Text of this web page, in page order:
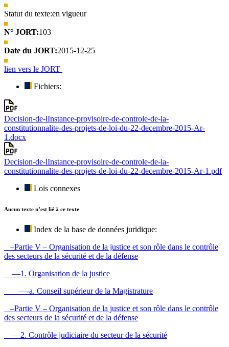
Statut du texte:en vigueur
N° JORT:103
Date du JORT:2015-12-25
lien vers le JORT
Fichiers:
Decision-de-lInstance-provisoire-de-controle-de-la-
constitutionnalite-des-projets-de-loi-du-22-decembre-2015-Ar-
1.docx
Decision-de-lInstance-provisoire-de-controle-de-la-
constitutionnalite-des-projets-de-loi-du-22-decembre-2015-Ar-1.pdf
Lois connexes
Aucun texte n’est lié à ce texte
Index de la base de données juridique:
–Partie V – Organisation de la justice et son rôle dans le contrôle
des secteurs de la sécurité et de la défense
—1. Organisation de la justice
—-a. Conseil supérieur de la Magistrature
–Partie V – Organisation de la justice et son rôle dans le contrôle
des secteurs de la sécurité et de la défense
—2. Contrôle judiciaire du secteur de la sécurité